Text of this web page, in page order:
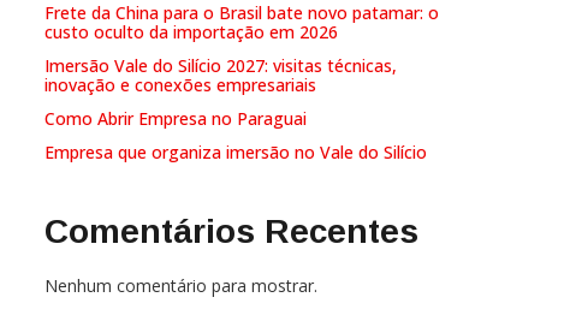
Frete da China para o Brasil bate novo patamar: o
custo oculto da importação em 2026
Imersão Vale do Silício 2027: visitas técnicas,
inovação e conexões empresariais
Como Abrir Empresa no Paraguai
Empresa que organiza imersão no Vale do Silício
Comentários Recentes
Nenhum comentário para mostrar.